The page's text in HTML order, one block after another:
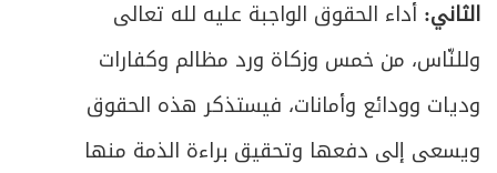
الثاني: أداء الحقوق الواجبة عليه لله تعالى
وللنّاس، من خمس وزكاة ورد مظالم وكفارات
وديات وودائع وأمانات، فيستذكر هذه الحقوق
ويسعى إلى دفعها وتحقيق براءة الذمة منها
ص
250 في ما يُعفى عنه من النجاسة في الصلاة
ص 259 المبحث الثالث ـ في مكان المصلي
267 المبحث الرابع ـ في الاستقبال